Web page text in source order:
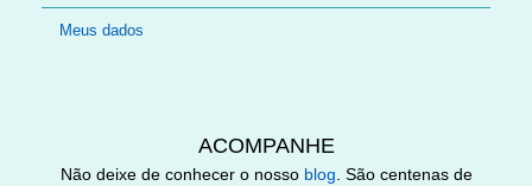
Meus dados
ACOMPANHE
Não deixe de conhecer o nosso blog. São centenas de